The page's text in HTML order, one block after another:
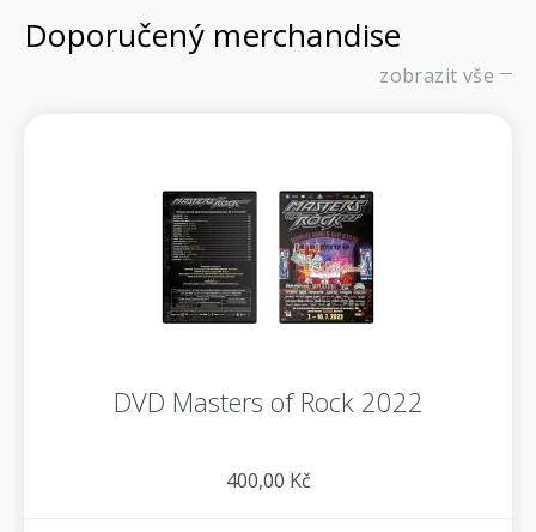
Doporučený merchandise
zobrazit vše
DVD Masters of Rock 2022
400,00 Kč